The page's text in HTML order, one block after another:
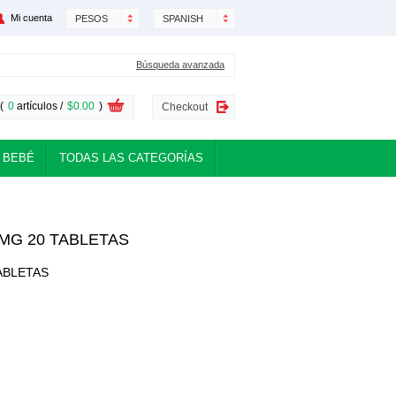
SPANISH
PESOS
Mi cuenta
Búsqueda avanzada
( 0 artículos / $0.00 ) Checkout
BEBÉ TODAS LAS CATEGORÍAS
20 TABLETAS